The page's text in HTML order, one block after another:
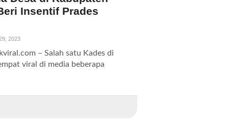
Insentif Prades
2023
– Salah satu Kades di
viral di media beberapa